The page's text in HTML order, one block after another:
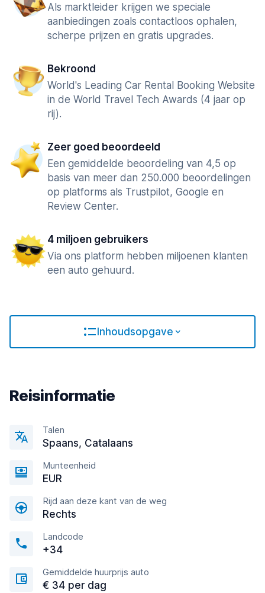
Als marktleider krijgen we speciale
aanbiedingen zoals contactloos ophalen,
scherpe prijzen en gratis upgrades.
Bekroond
World's Leading Car Rental Booking Website
in de World Travel Tech Awards (4 jaar op
rij).
Zeer goed beoordeeld
Een gemiddelde beoordeling van 4,5 op
basis van meer dan 250.000 beoordelingen
op platforms als Trustpilot, Google en
Review Center.
4 miljoen gebruikers
Via ons platform hebben miljoenen klanten
een auto gehuurd.
Inhoudsopgave
Reisinformatie
Talen
Spaans, Catalaans
Munteenheid
EUR
Rijd aan deze kant van de weg
Rechts
Landcode
+34
Gemiddelde huurprijs auto
€ 34 per dag